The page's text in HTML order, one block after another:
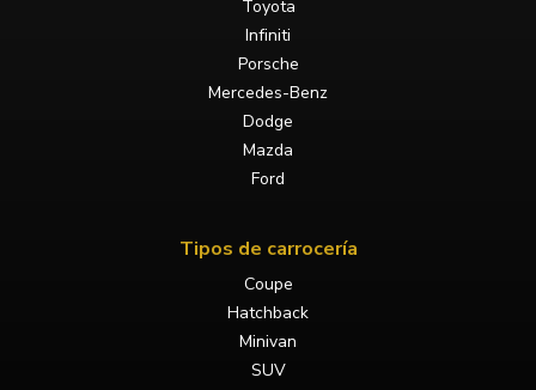
Toyota
Infiniti
Porsche
Mercedes-Benz
Dodge
Mazda
Ford
Tipos de carrocería
Coupe
Hatchback
Minivan
SUV